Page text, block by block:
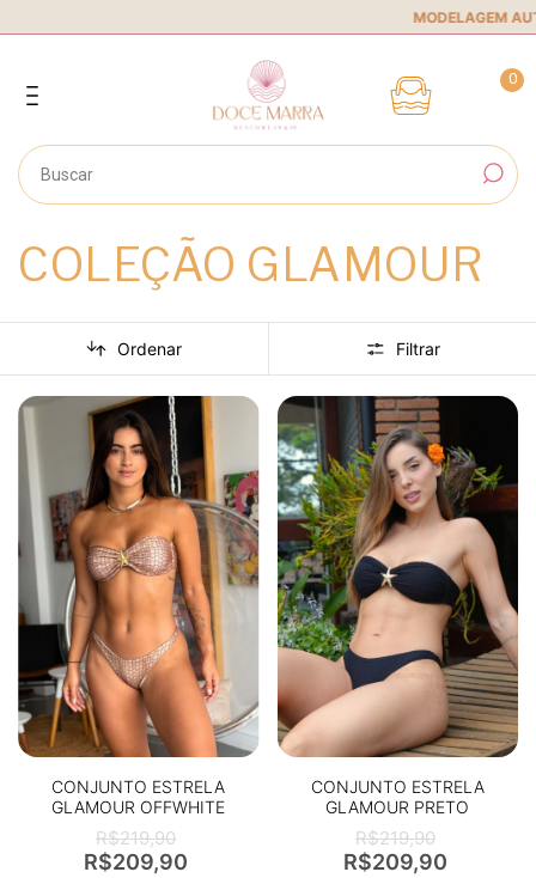
MODELAGEM AUTORAL•
0
COLEÇÃO GLAMOUR
Ordenar Filtrar
CONJUNTO ESTRELA
GLAMOUR OFFWHITE
TEXTURIZADO
R$219,90
R$209,90
CONJUNTO ESTRELA
GLAMOUR PRETO
TEXTURIZADO
R$219,90
R$209,90